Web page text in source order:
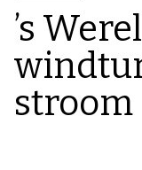
’s
stroom